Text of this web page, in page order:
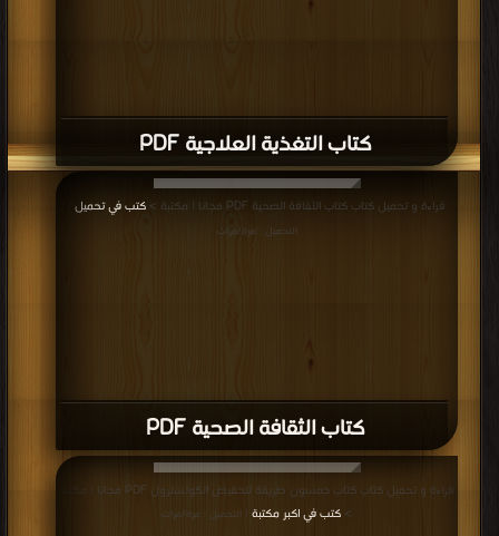
كتاب التغذية العلاجية PDF
كتاب الثقافة الصحية PDF
قراءة و تحميل كتاب كتاب الثقافة الصحية PDF مجانا | مكتبة > كتب في تحميل
التحميل : مرة/مرات
قراءة و تحميل كتاب كتاب خمسون طريقة لتخفيض الكولسترول PDF مجانا | مكتبة
> كتب في اكبر مكتبة | التحميل : مرة/مرات